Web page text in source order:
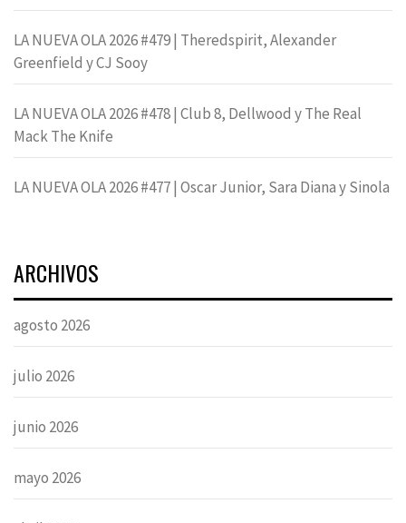
LA NUEVA OLA 2026 #479 | Theredspirit, Alexander
Greenfield y CJ Sooy
LA NUEVA OLA 2026 #478 | Club 8, Dellwood y The Real
Mack The Knife
LA NUEVA OLA 2026 #477 | Oscar Junior, Sara Diana y Sinola
ARCHIVOS
agosto 2026
julio 2026
junio 2026
mayo 2026